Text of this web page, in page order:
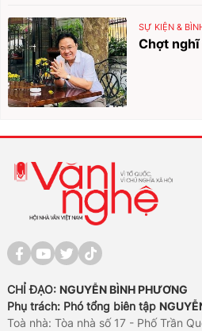
SỰ KIỆN &
Chợt
CHỈ ĐẠO: NGUYỄN BÌNH PHƯƠNG
Phụ trách: Phó tổng biên tập
Toà nhà: Tòa nhà số 17 - Phố Trần